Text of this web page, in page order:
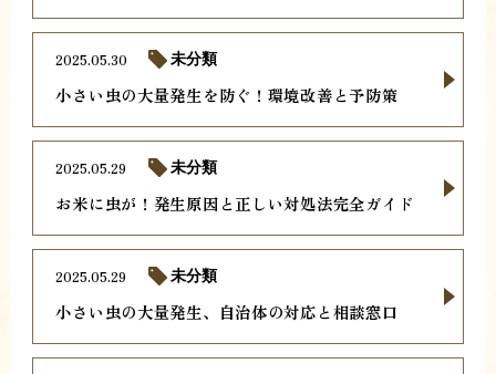
小さい虫の大量発生を防ぐ！環境改善と予防策
2025.05.30 未分類
お米に虫が！発生原因と正しい対処法完全ガイド
2025.05.29 未分類
小さい虫の大量発生、自治体の対応と相談窓口
2025.05.29 未分類